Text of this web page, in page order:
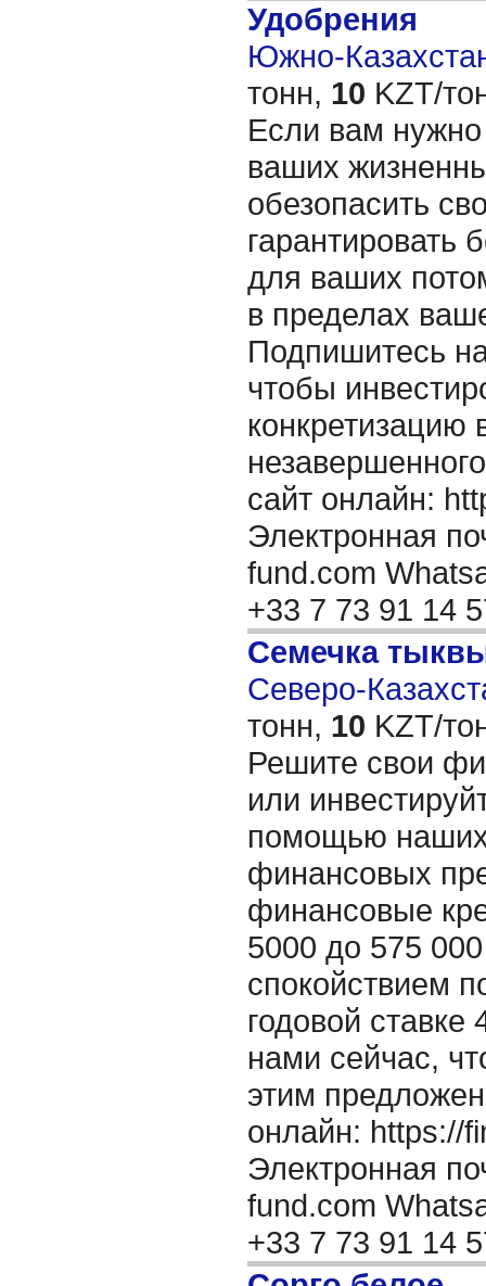
Удобрения
Южно-
тонн, 10 KZT/
Если вам
ваших
обезопасить
гарантировать
для ваших
в пределах
Подпишитесь
чтобы
конкретизацию
сайт онлайн:
Электронная
fund.com
+33 7 73 91 14
Семечка
Северо-
тонн, 10 KZT/
Решите свои
или
помощью
финансовых
финансовые
5000 до 575
спокойствием
годовой
нами сейчас,
этим
онлайн: https://
Электронная
fund.com
+33 7 73 91 14